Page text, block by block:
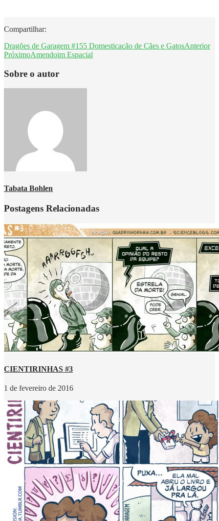
Compartilhar:
Dragões de Garagem #155 Domesticação de Cães e GatosAnterior
PróximoAmendoim Espacial
Sobre o autor
Tabata Bohlen
Postagens Relacionadas
CIENTIRINHAS #3
1 de fevereiro de 2016